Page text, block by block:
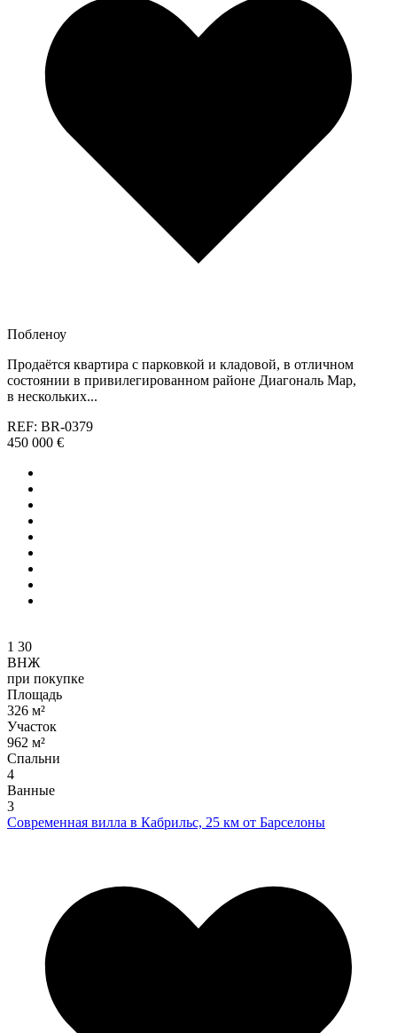
Побленоу
Продаётся квартира с парковкой и кладовой, в отличном
состоянии в привилегированном районе Диагональ Мар,
в нескольких...
REF: BR-0379
450 000 €
1 30
ВНЖ
при покупке
Площадь
326 м²
Участок
962 м²
Спальни
4
Ванные
3
Современная вилла в Кабрильс, 25 км от Барселоны